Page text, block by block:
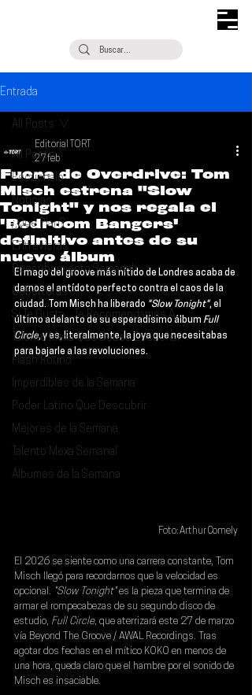
Entrada
All Posts
Escúchalo
Noticias
¿Qué Plan?
Entrevistas
Descubrimiento Semanal
Coberturas
Si Te Gusta... Te Recomendamos A...
Talento Mexa Que Debes Escuchar
Flash Round
Imperdibles de la Semana
Poder Latino Que Descubrir
Mejores de la Semana
Talento Mexa Semanal
Álbumes de la Semana
All Posts
Fuera de Overdrive: Tom
Misch estrena "Slow
Tonight" y nos regala el
'Bedroom Bangers'
definitivo antes de su
nuevo álbum
Editorial TORT
27 feb
El mago del groove más nítido de Londres acaba de
darnos el antídoto perfecto contra el caos de la
ciudad.
Tom Misch ha liberado "Slow Tonight", el
último adelanto de su esperadísimo álbum Full
Circle, y es, literalmente, la joya que necesitabas
para bajarle a las revoluciones.
Foto: Arthur Comely
El 2026 se siente como una carrera constante,
Tom
Misch llegó para recordarnos que la velocidad es
opcional. "Slow Tonight" es la pieza que termina de
armar el rompecabezas de su segundo disco de
estudio, Full Circle, que aterrizará este 27 de marzo
vía Beyond The Groove / AWAL Recordings. Tras
agotar dos fechas en el mítico KOKO en menos de
una hora, queda claro que el hambre por el sonido de
Misch es insaciable.